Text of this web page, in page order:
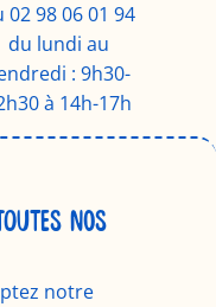
02 98 06 01 94
du lundi au
: 9h30-
à 14h-17h
NOS
notre